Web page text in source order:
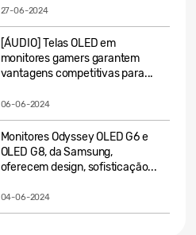
27-06-2024
[ÁUDIO] Telas OLED em
monitores gamers garantem
vantagens competitivas para...
06-06-2024
Monitores Odyssey OLED G6 e
OLED G8, da Samsung,
oferecem design, sofisticação...
04-06-2024